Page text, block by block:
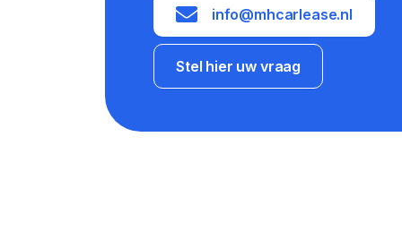
info@mhcarlease.nl
Stel hier uw vraag